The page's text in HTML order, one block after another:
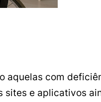
aquelas com
e aplicativos